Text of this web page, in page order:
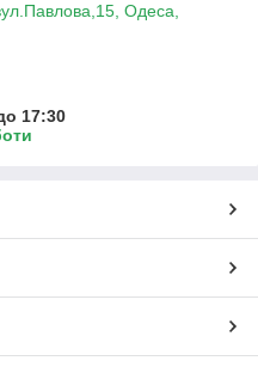
Одеса,
17:30